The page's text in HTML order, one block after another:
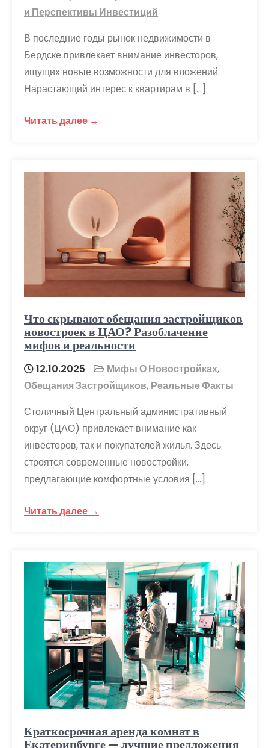
и Перспективы Инвестиций
В последние годы рынок недвижимости в
Бердске привлекает внимание инвесторов,
ищущих новые возможности для вложений.
Нарастающий интерес к квартирам в […]
Читать далее →
Что скрывают обещания застройщиков
новостроек в ЦАО? Разоблачение
мифов и реальности
12.10.2025 Мифы О Новостройках,
Обещания Застройщиков, Реальные Факты
Столичный Центральный административный
округ (ЦАО) привлекает внимание как
инвесторов, так и покупателей жилья. Здесь
строятся современные новостройки,
предлагающие комфортные условия […]
Читать далее →
Краткосрочная аренда комнат в
Екатеринбурге — лучшие предложения